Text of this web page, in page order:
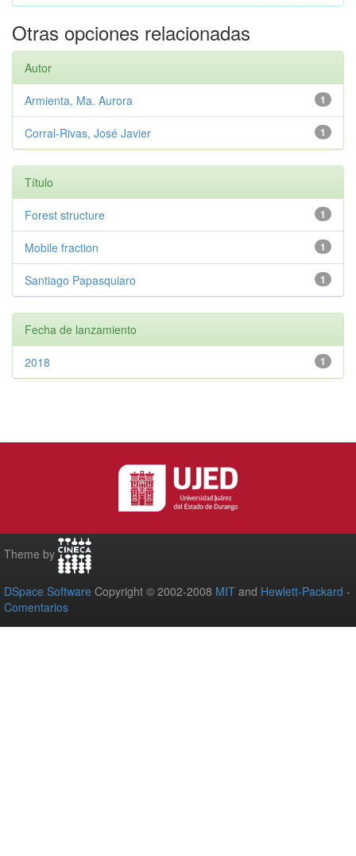
Otras opciones relacionadas
Autor
1
Armienta, Ma. Aurora
1
Corral-Rivas, José Javier
Título
1
Forest structure
1
Mobile fraction
1
Santiago Papasquiaro
Fecha de lanzamiento
1
2018
Theme by
DSpace Software Copyright © 2002-2008 MIT and Hewlett-Packard -
Comentarios